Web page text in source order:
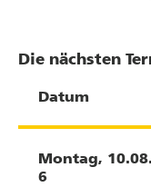
Die nächsten
Datum
Montag,
6